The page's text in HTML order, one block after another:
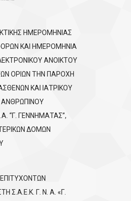
ΗΜΕΡΟΜΗΝΙΑΣ
ΚΑΙ ΗΜΕΡΟΜΗΝΙΑ
ΑΝΟΙΚΤΟΥ
ΟΡΙΩΝ ΤΗΝ ΠΑΡΟΧΗ
ΚΑΙ ΙΑΤΡΙΚΟΥ
“Γ. ΓΕΝΝΗΜΑΤΑΣ”,
ΔΟΜΩΝ
Σ.Α.Ε.Κ. Γ. Ν. Α. «Γ.